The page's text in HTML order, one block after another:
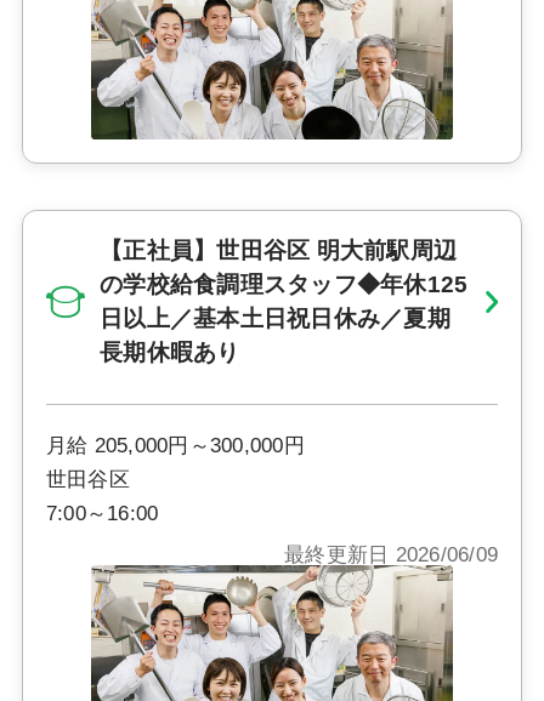
【正社員】世田谷区 明大前駅周辺
の学校給食調理スタッフ◆年休125
日以上／基本土日祝日休み／夏期
長期休暇あり
月給 205,000円～300,000円
世田谷区
7:00～16:00
最終更新日 2026/06/09